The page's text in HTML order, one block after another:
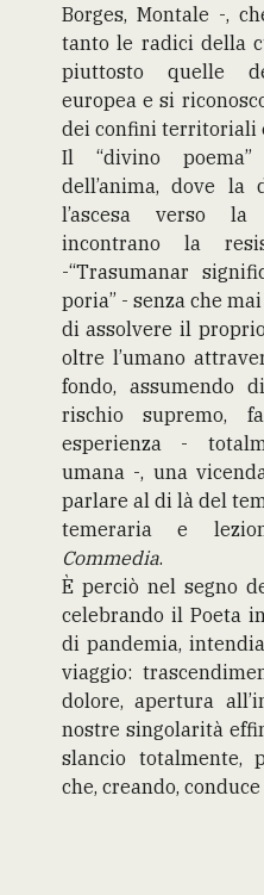
Borges, Montale -,
tanto le radici della
piuttosto quelle
europea e si
dei confini territoriali
Il “divino
dell’anima, dove la
l’ascesa verso la
incontrano la
-“Trasumanar
poria” - senza che
di assolvere il
oltre l’umano
fondo, assumendo
rischio supremo,
esperienza -
umana -, una
parlare al di là del
temeraria e
Commedia.
È perciò nel segno
celebrando il Poeta
di pandemia,
viaggio:
dolore, apertura
nostre singolarità
slancio totalmente,
che, creando,